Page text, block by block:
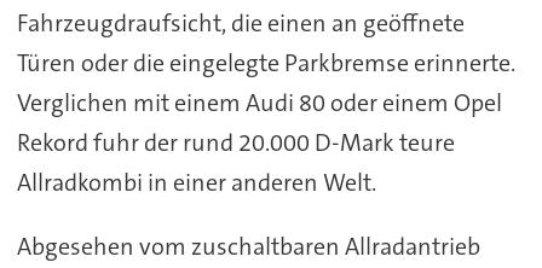
Fahrzeugdraufsicht, die einen an geöffnete
Türen oder die eingelegte Parkbremse erinnerte.
Verglichen mit einem Audi 80 oder einem Opel
Rekord fuhr der rund 20.000 D-Mark teure
Allradkombi in einer anderen Welt.
Abgesehen vom zuschaltbaren Allradantrieb